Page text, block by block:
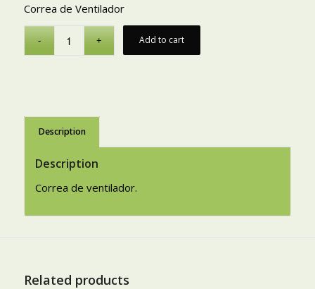
Correa de Ventilador
Add to cart
Description
Description
Correa de ventilador.
Related products